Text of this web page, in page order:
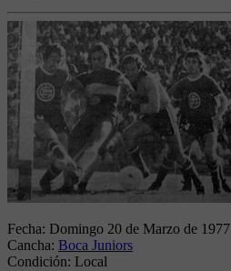
Fecha: Domingo 20 de Marzo de 1977
Cancha: Boca Juniors
Condición: Local